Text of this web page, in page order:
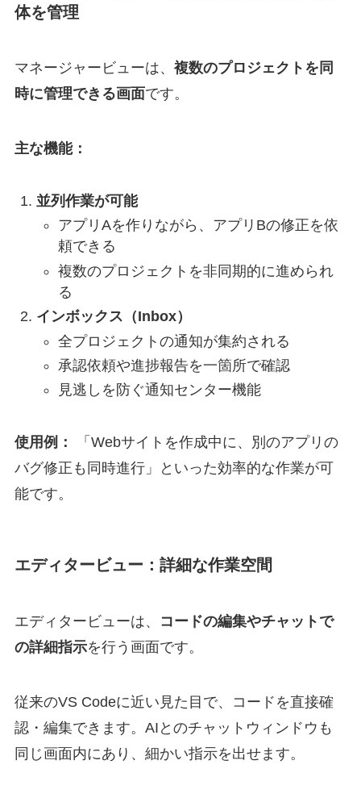
体を管理
マネージャービューは、 複数のプロジェクトを同
時に管理できる画面です。
主な機能：
並列作業が可能
アプリAを作りながら、アプリBの修正を依
頼できる
複数のプロジェクトを非同期的に進められ
る
インボックス（Inbox）
全プロジェクトの通知が集約される
承認依頼や進捗報告を一箇所で確認
見逃しを防ぐ通知センター機能
使用例：
「Webサイトを作成中に、別のアプリの
バグ修正も同時進行」といった効率的な作業が可
能です。
エディタービュー：詳細な作業空間
エディタービューは、
コードの編集やチャットで
の詳細指示を行う画面です。
従来のVS Codeに近い見た目で、コードを直接確
認・編集できます。AIとのチャットウィンドウも
同じ画面内にあり、細かい指示を出せます。